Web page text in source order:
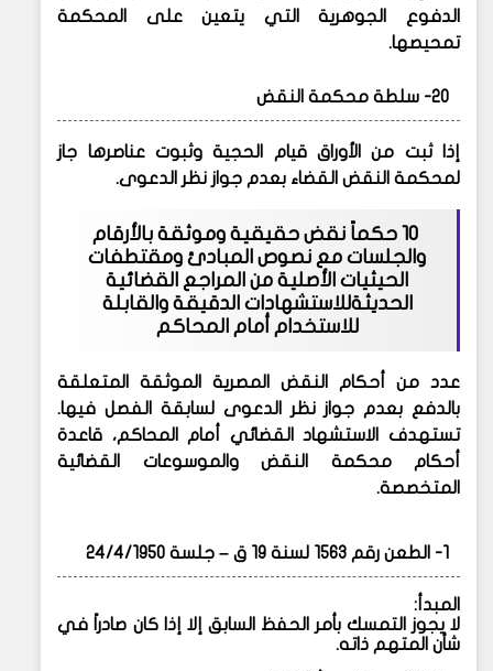
الدفوع الجوهرية التي يتعين على المحكمة
تمحيصها.
20- سلطة محكمة النقض
إذا ثبت من الأوراق قيام الحجية وثبوت عناصرها جاز
لمحكمة النقض القضاء بعدم جواز نظر الدعوى.
10 حكماً نقض حقيقية وموثقة بالأرقام
والجلسات مع نصوص المبادئ ومقتطفات
الحيثيات الأصليةمن المراجع القضائية
الحديثةللاستشهادات الدقيقة والقابلة
للاستخدام أمام المحاكم
عدد من أحكام النقض المصرية الموثقة المتعلقة
بالدفع بعدم جواز نظر الدعوى لسابقة الفصل فيها.
تستهدف الاستشهاد القضائي أمام المحاكم، قاعدة
أحكام محكمة النقض والموسوعات القضائية
المتخصصة.
1- الطعن رقم 1563 لسنة 19 ق – جلسة 24/4/1950
المبدأ:
لا يجوز التمسك بأمر الحفظ السابق إلا إذا كان صادراً في
شأن المتهم ذاته.